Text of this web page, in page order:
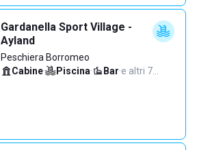
Gardanella Sport Village -
Ayland
Peschiera Borromeo
Cabine· Piscina· Bar·e altri 7…